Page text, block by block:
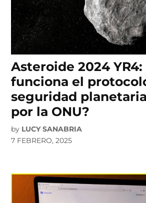
Asteroide 2024 YR4:
funciona el
seguridad
por la ONU?
by LUCY SANABRIA
7 FEBRERO, 2025